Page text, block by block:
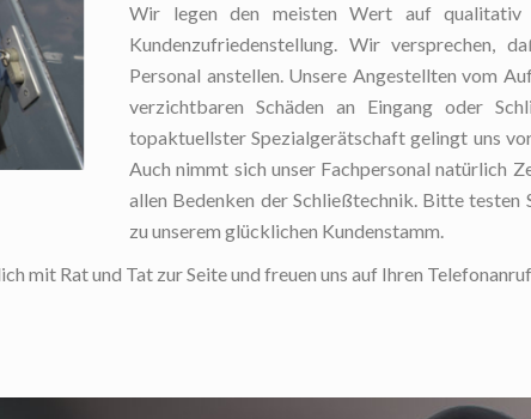
Wir legen den meisten Wert auf
Kundenzufriedenstellung. Wir versprechen,
Personal anstellen. Unsere Angestellten vom
verzichtbaren Schäden an Eingang oder
topaktuellster Spezialgerätschaft gelingt uns
Auch nimmt sich unser Fachpersonal natürlich
allen Bedenken der Schließtechnik. Bitte testen
zu unserem glücklichen Kundenstamm.
mit Rat und Tat zur Seite und freuen uns auf Ihren